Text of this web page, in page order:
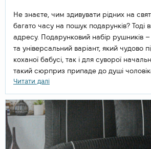
Не знаєте, чим здивувати рідних на
багато часу на пошук подарунків? Тоді
адресу. Подарунковий набір рушників
та універсальний варіант, який чудово
коханої бабусі, так і для суворої
такий сюрприз припаде до душі
Читати далі